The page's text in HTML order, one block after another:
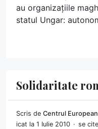
au organizațiile
statul Ungar:
Solidaritate
Scris de Centrul
icat la 1 Iulie 2010
se